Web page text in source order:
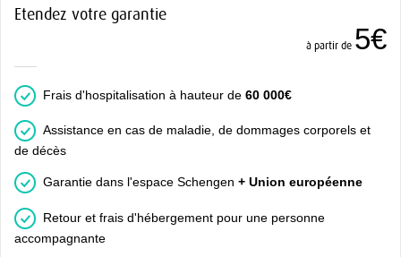
à partir de 5€
Etendez votre garantie
Frais d'hospitalisation à hauteur de 60 000€
Assistance en cas de maladie, de dommages corporels et
de décès
Garantie dans l'espace Schengen + Union européenne
Retour et frais d'hébergement pour une personne
accompagnante